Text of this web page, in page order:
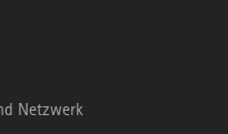
Netzwerk